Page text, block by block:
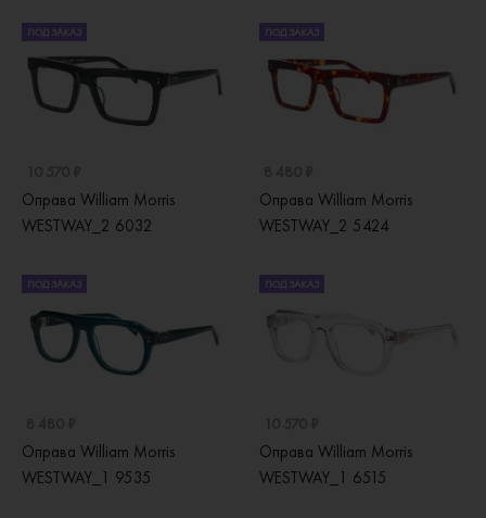
ПОД ЗАКАЗ
Оправа William Morris
WESTWAY_2 6032
ПОД ЗАКАЗ
Оправа William Morris
WESTWAY_2 5424
ПОД ЗАКАЗ
Оправа William Morris
WESTWAY_1 9535
ПОД ЗАКАЗ
Оправа William Morris
WESTWAY_1 6515